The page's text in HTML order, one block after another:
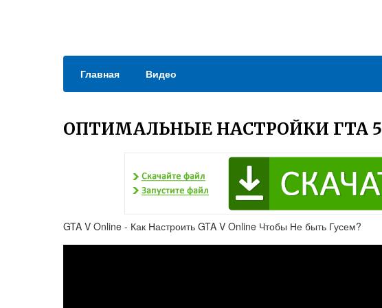
Главная Видео
ОПТИМАЛЬНЫЕ НАСТРОЙКИ ГТА 5
GTA V Online - Как Настроить GTA V Online Чтобы Не быть Гусем?